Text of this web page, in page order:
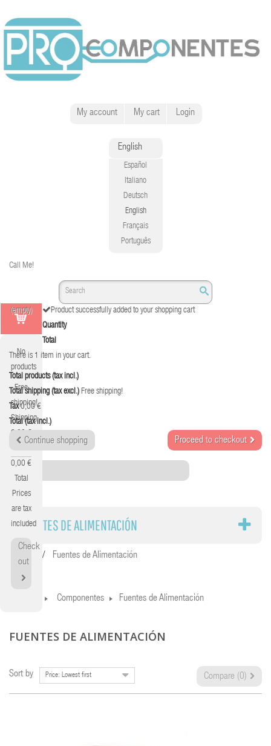
My account My cart Login
English
Español
Italiano
Deutsch
English
Français
Português
Call Me!
(empty)
No
products
Free
shipping!
Shipping
0,00 €
0,00 €
Total
Prices
are tax
included
Check
out
Product successfully added to your shopping cart
Quantity
Total
There is 1 item in your cart.
Total products (tax incl.)
Total shipping (tax excl.) Free shipping!
Tax 0,00 €
Total (tax incl.)
Continue shopping Proceed to checkout
Category
FUENTES DE ALIMENTACIÓN
Home Fuentes de Alimentación
Componentes Fuentes de Alimentación
FUENTES DE ALIMENTACIÓN
Sort by Price: Lowest first Compare (0)